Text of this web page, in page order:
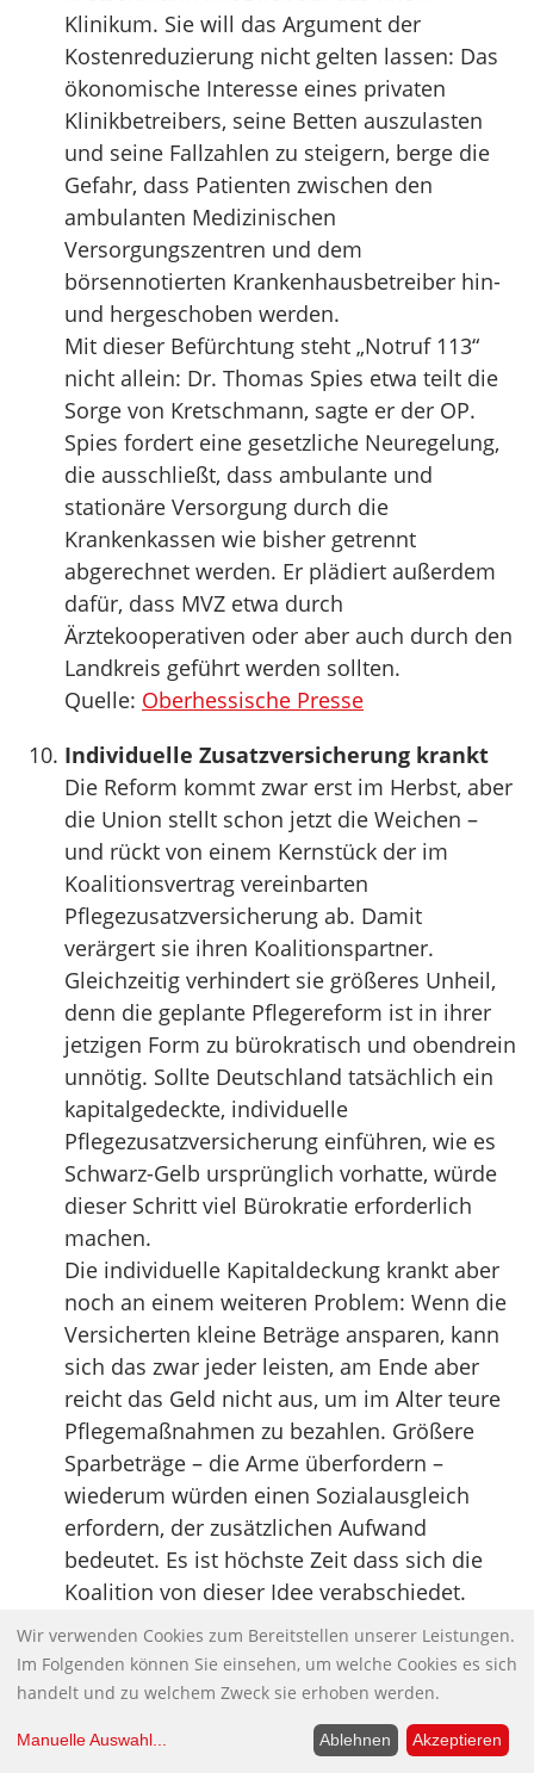
Klinikum. Sie will das Argument der
Kostenreduzierung nicht gelten lassen: Das
ökonomische Interesse eines privaten
Klinikbetreibers, seine Betten auszulasten
und seine Fallzahlen zu steigern, berge die
Gefahr, dass Patienten zwischen den
ambulanten Medizinischen
Versorgungszentren und dem
börsennotierten Krankenhausbetreiber hin-
und hergeschoben werden.
Mit dieser Befürchtung steht „Notruf 113“
nicht allein: Dr. Thomas Spies etwa teilt die
Sorge von Kretschmann, sagte er der OP.
Spies fordert eine gesetzliche Neuregelung,
die ausschließt, dass ambulante und
stationäre Versorgung durch die
Krankenkassen wie bisher getrennt
abgerechnet werden. Er plädiert außerdem
dafür, dass MVZ etwa durch
Ärztekooperativen oder aber auch durch den
Landkreis geführt werden sollten.
Quelle: Oberhessische Presse
Individuelle Zusatzversicherung krankt
Die Reform kommt zwar erst im Herbst, aber
die Union stellt schon jetzt die Weichen –
und rückt von einem Kernstück der im
Koalitionsvertrag vereinbarten
Pflegezusatzversicherung ab. Damit
verärgert sie ihren Koalitionspartner.
Gleichzeitig verhindert sie größeres Unheil,
denn die geplante Pflegereform ist in ihrer
jetzigen Form zu bürokratisch und obendrein
unnötig. Sollte Deutschland tatsächlich ein
kapitalgedeckte, individuelle
Pflegezusatzversicherung einführen, wie es
Schwarz-Gelb ursprünglich vorhatte, würde
dieser Schritt viel Bürokratie erforderlich
machen.
Die individuelle Kapitaldeckung krankt aber
noch an einem weiteren Problem: Wenn die
Versicherten kleine Beträge ansparen, kann
sich das zwar jeder leisten, am Ende aber
reicht das Geld nicht aus, um im Alter teure
Pflegemaßnahmen zu bezahlen. Größere
Sparbeträge – die Arme überfordern –
wiederum würden einen Sozialausgleich
erfordern, der zusätzlichen Aufwand
bedeutet. Es ist höchste Zeit dass sich die
Koalition von dieser Idee verabschiedet.
Noch besser wäre es gewesen, sie hätte die
Pflegezusatzversicherung gar nicht erst in
den Koalitionsvertrag aufgenommen. Denn
entgegen vielen Unkenrufen ist die
gesetzliche Pflegeversicherung recht solide
Wir verwenden Cookies zum Bereitstellen unserer Leistungen.
Im Folgenden können Sie einsehen, um welche Cookies es sich
handelt und zu welchem Zweck sie erhoben werden.
Manuelle Auswahl... Ablehnen Akzeptieren